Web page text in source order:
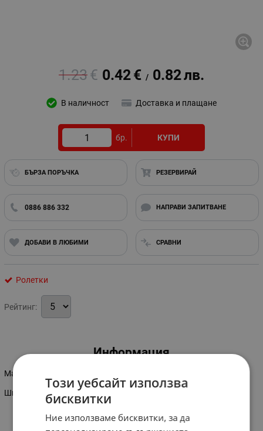
1.23€ 0.42€ / 0.82лв.
В наличност Доставка и плащане
бр. КУПИ
БЪРЗА ПОРЪЧКА РЕЗЕРВИРАЙ
0886 886 332 НАПРАВИ ЗАПИТВАНЕ
ДОБАВИ В ЛЮБИМИ СРАВНИ
Ролетки
Рейтинг:
Информация
Максимална дължина на измерване: 3 м
Ширина на лентата: 19 мм
Този уебсайт използва
бисквитки
Ние използваме бисквитки, за да